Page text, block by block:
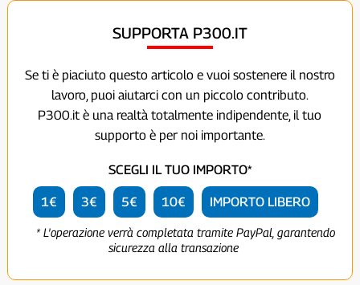
SUPPORTA P300.IT
Se ti è piaciuto questo articolo e vuoi sostenere il nostro
lavoro, puoi aiutarci con un piccolo contributo.
P300.it è una realtà totalmente indipendente, il tuo
supporto è per noi importante.
SCEGLI IL TUO IMPORTO*
1€ 3€ 5€ 10€ IMPORTO LIBERO
* L'operazione verrà completata tramite PayPal, garantendo
sicurezza alla transazione